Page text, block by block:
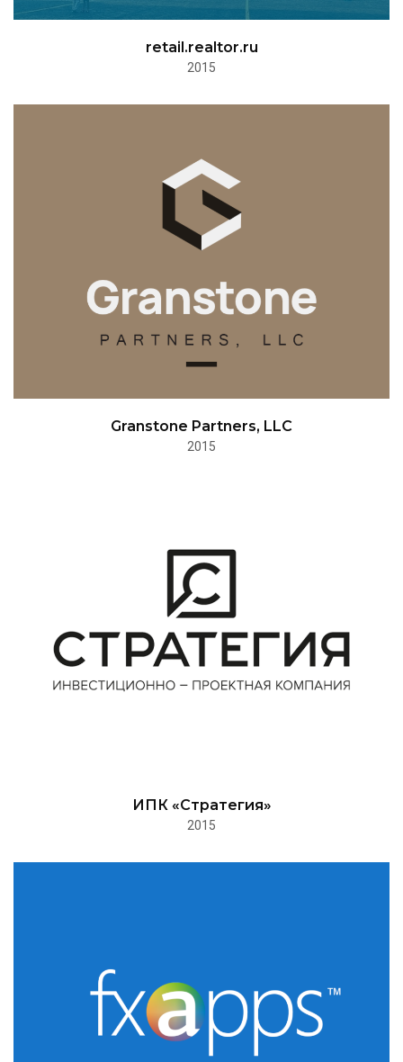
retail.realtor.ru
2015
Granstone Partners, LLC
2015
ИПК «Стратегия»
2015